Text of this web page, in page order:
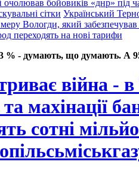
бойовиків «днр» під
сітки Український
Вологди, який
переходять на нові тарифи
% - думають, що думають. А
війна - в
махінації
сотні